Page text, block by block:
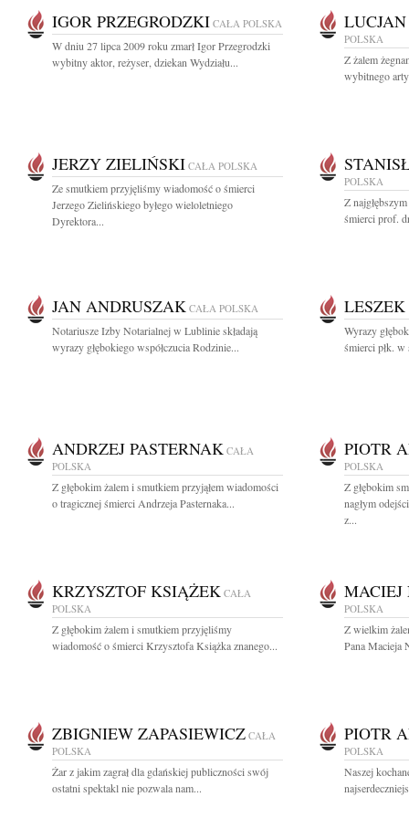
IGOR PRZEGRODZKI CAŁA POLSKA
W dniu 27 lipca 2009 roku zmarł Igor Przegrodzki
wybitny aktor, reżyser, dziekan Wydziału...
POLSKA
Z żalem
wybitnego
JERZY ZIELIŃSKI CAŁA POLSKA
Ze smutkiem przyjęliśmy wiadomość o śmierci
Jerzego Zielińskiego byłego wieloletniego
Dyrektora...
POLSKA
Z
śmierci prof.
JAN ANDRUSZAK CAŁA POLSKA
Notariusze Izby Notarialnej w Lublinie składają
wyrazy głębokiego współczucia Rodzinie...
Wyrazy
śmierci płk. w
ANDRZEJ PASTERNAK CAŁA
POLSKA
Z głębokim żalem i smutkiem przyjąłem wiadomości
o tragicznej śmierci Andrzeja Pasternaka...
PIOTR
POLSKA
Z głębokim
nagłym
z...
KRZYSZTOF KSIĄŻEK CAŁA
POLSKA
Z głębokim żalem i smutkiem przyjęliśmy
wiadomość o śmierci Krzysztofa Książka znanego...
MACIEJ
POLSKA
Z wielkim
Pana Macieja
ZBIGNIEW ZAPASIEWICZ CAŁA
POLSKA
Żar z jakim zagrał dla gdańskiej publiczności swój
ostatni spektakl nie pozwala nam...
PIOTR
POLSKA
Naszej